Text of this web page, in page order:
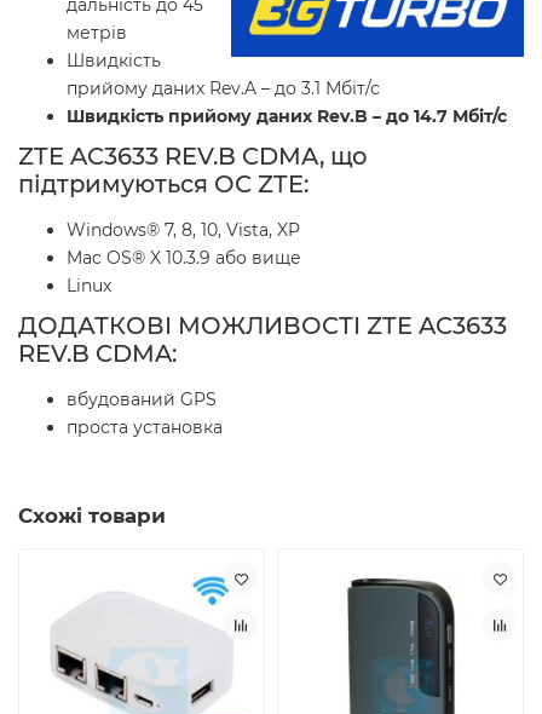
дальність до 45
метрів
Швидкість
прийому даних Rev.A – до 3.1 Мбіт/с
Швидкість прийому даних Rev.B – до 14.7 Мбіт/с
ZTE AC3633 REV.B CDMA, що
підтримуються ОС ZTE:
Windows® 7, 8, 10, Vista, XP
Mac OS® X 10.3.9 або вище
Linux
ДОДАТКОВІ МОЖЛИВОСТІ ZTE AC3633
REV.B CDMA:
вбудований GPS
проста установка
Схожі товари